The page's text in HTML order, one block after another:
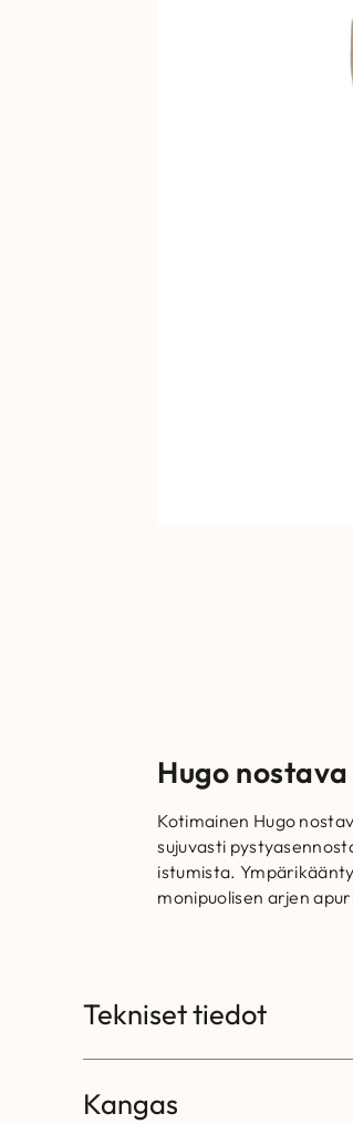
Hugo
Kotimainen Hugo
sujuvasti
istumista.
monipuolisen arjen
Tekniset tiedot
Kangas